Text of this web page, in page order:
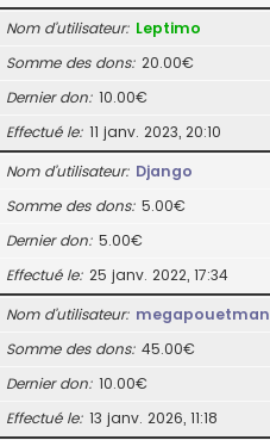
Nom d’utilisateur Leptimo
Somme des dons 20.00€
Dernier don 10.00€
Effectué le 11 janv. 2023, 20:10
Nom d’utilisateur Django
Somme des dons 5.00€
Dernier don 5.00€
Effectué le 25 janv. 2022, 17:34
Nom d’utilisateur megapouetman
Somme des dons 45.00€
Dernier don 10.00€
Effectué le 13 janv. 2026, 11:18